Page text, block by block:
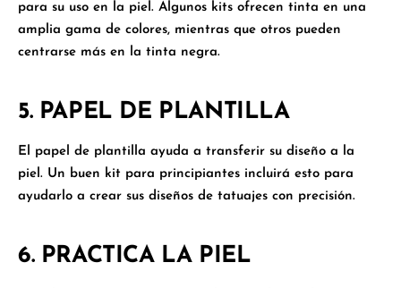
para su uso en la piel. Algunos kits ofrecen tinta en una
amplia gama de colores, mientras que otros pueden
centrarse más en la tinta negra.
5. PAPEL DE PLANTILLA
El papel de plantilla ayuda a transferir su diseño a la
piel. Un buen kit para principiantes incluirá esto para
ayudarlo a crear sus diseños de tatuajes con precisión.
6. PRACTICA LA PIEL